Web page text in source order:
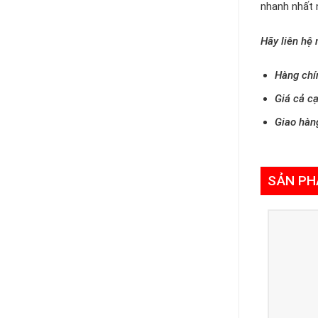
nhanh nhất
Hãy liên hệ
Hàng
Giá cả
Giao
SẢN